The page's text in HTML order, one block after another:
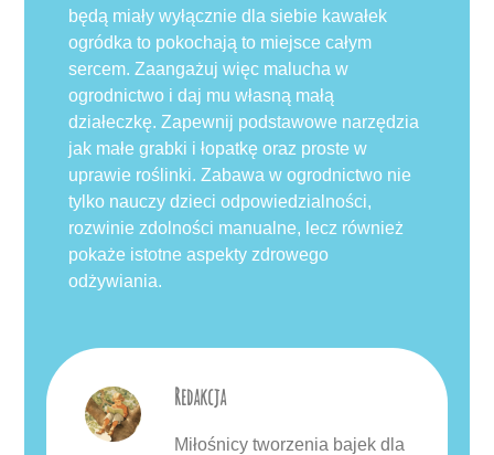
będą miały wyłącznie dla siebie kawałek
ogródka to pokochają to miejsce całym
sercem. Zaangażuj więc malucha w
ogrodnictwo i daj mu własną małą
działeczkę. Zapewnij podstawowe narzędzia
jak małe grabki i łopatkę oraz proste w
uprawie roślinki. Zabawa w ogrodnictwo nie
tylko nauczy dzieci odpowiedzialności,
rozwinie zdolności manualne, lecz również
pokaże istotne aspekty zdrowego
odżywiania.
Redakcja
Miłośnicy tworzenia bajek dla